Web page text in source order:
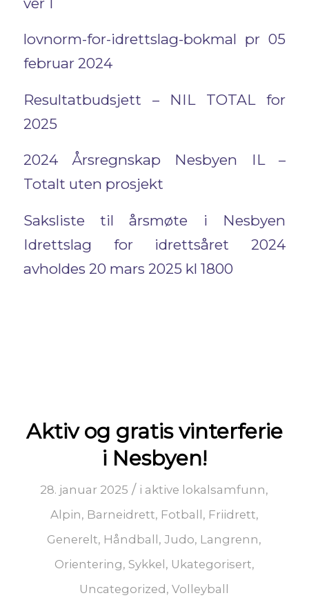
lovnorm-for-idrettslag-bokmal pr 05
februar 2024
Resultatbudsjett – NIL TOTAL for
2025
2024 Årsregnskap Nesbyen IL –
Totalt uten prosjekt
Saksliste til årsmøte i Nesbyen
Idrettslag for idrettsåret 2024
avholdes 20 mars 2025 kl 1800
Aktiv og gratis vinterferie
i Nesbyen!
28. januar 2025 / i aktive lokalsamfunn,
Alpin, Barneidrett, Fotball, Friidrett,
Generelt, Håndball,Judo, Langrenn,
Orientering, Sykkel, Ukategorisert,
Uncategorized,Volleyball